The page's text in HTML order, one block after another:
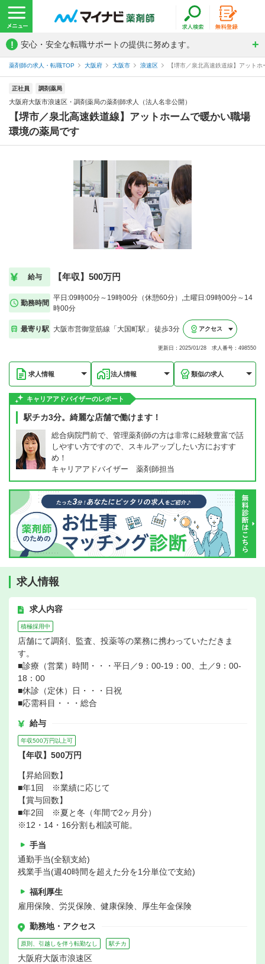
! 安心・安全な転職サポートの提供に努めます。
薬剤師の求人・転職TOP 大阪府 大阪市 浪速区 【堺市／泉北高速鉄道線】アット
正社員 調剤薬局
大阪府大阪市浪速区・調剤薬局の薬剤師求人（法人名非公開）
【堺市／泉北高速鉄道線】アットホームで暖かい職場
環境の薬局です
給与 【年収】500万円
勤務時間
平日:09時00分～19時00分（休憩60分）,土曜日:09時00分～14
時00分
最寄り駅 大阪市営御堂筋線「大国町駅」 徒歩3分 アクセス
更新日：2025/01/28 求人番号：498550
求人情報 法人情報 類似の求人
キャリアアドバイザーのレポート
駅チカ3分。綺麗な店舗で働けます！
総合病院門前で、管理薬剤師の方は非常に経験豊富で話
しやすい方ですので、スキルアップしたい方におすす
め！
キャリアアドバイザー 薬剤師担当
求人情報
求人内容
積極採用中
店舗にて調剤、監査、投薬等の業務に携わっていただきま
す。
■診療（営業）時間・・・平日／9：00-19：00、土／9：00-
18：00
■休診（定休）日・・・日祝
■応需科目・・・総合
給与
年収500万円以上可
【年収】500万円
【昇給回数】
■年1回 ※業績に応じて
【賞与回数】
■年2回 ※夏と冬（年間で2ヶ月分）
※12・14・16分割も相談可能。
手当
通勤手当(全額支給)
残業手当(週40時間を超えた分を1分単位で支給)
福利厚生
雇用保険、労災保険、健康保険、厚生年金保険
勤務地・アクセス
原則、引越しを伴う転勤なし 駅チカ
大阪府大阪市浪速区